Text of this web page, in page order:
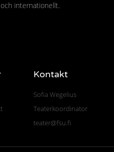
internationellt.
Kontakt
Sofia Wegelius
Teaterkoordinator
teater@fsu.fi